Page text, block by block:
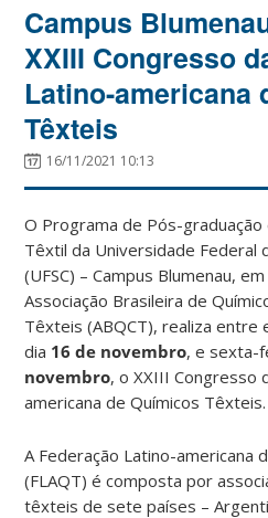
Campus
XXIII Congresso
Latino-americana
Têxteis
16/11/2021 10:13
O Programa de Pós-graduação
Têxtil da Universidade Federal
(UFSC) – Campus Blumenau,
Associação Brasileira de
Têxteis (ABQCT), realiza entre
dia 16 de novembro, e sexta-
novembro, o XXIII Congresso
americana de Químicos Têxteis.
A Federação Latino-americana
(FLAQT) é composta por
têxteis de sete países –